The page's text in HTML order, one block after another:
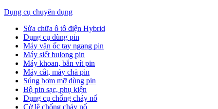
Dụng cụ chuyên dụng
Sửa chữa ô tô điện Hybrid
Dụng cụ dùng pin
Máy vặn ốc tay ngang pin
Máy siết bulong pin
Máy khoan, bắn vít pin
Máy cắt, máy chà pin
Súng bơm mỡ dùng pin
Bộ pin sạc, phụ kiện
Dụng cụ chống cháy nổ
Cờ lê chống cháy nổ